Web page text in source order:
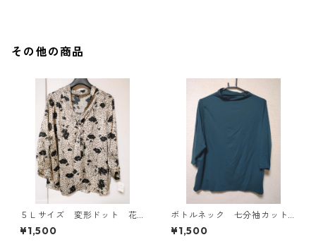
その他の商品
５Ｌサイズ 変形ドット 花
柄 ボウタイブラウス オフ
ホワイト KAE-4765
¥1,500
ボトルネック 七分袖カット
ソー ４Ｌ ティールグリー
ン KAE-4815
¥1,500